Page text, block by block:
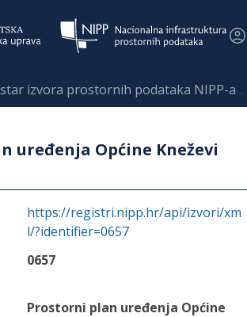
izvora prostornih podataka NIPP-a
uređenja Općine Kneževi
https://registri.nipp.hr/api/izvori/xm
l/?identifier=0657
0657
Prostorni plan uređenja Općine